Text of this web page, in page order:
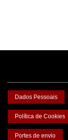
Dados Pessoais
Política de Cookies
Portes de envio